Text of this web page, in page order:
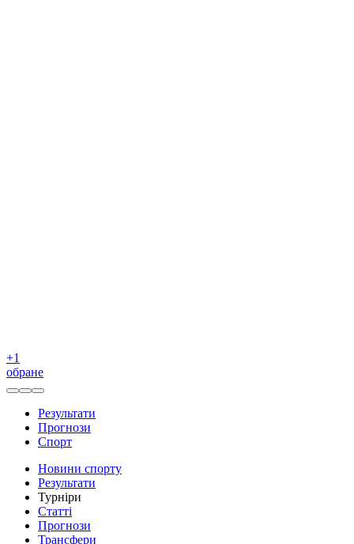
+1
обране
Результати
Прогнози
Спорт
Новини спорту
Результати
Турніри
Статті
Прогнози
Трансфери